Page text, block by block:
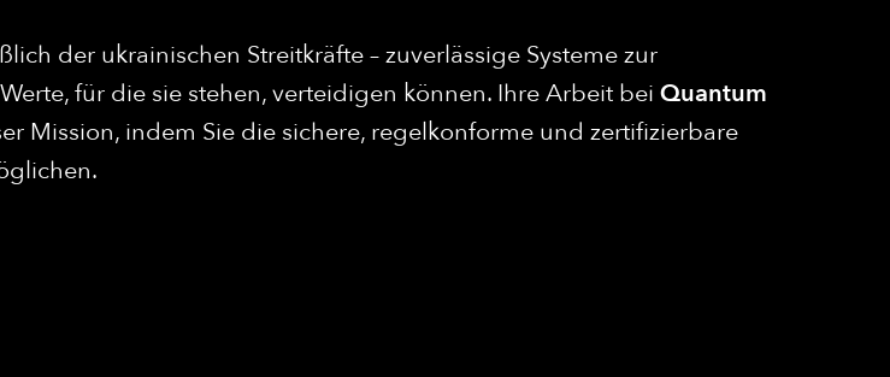
der ukrainischen Streitkräfte – zuverlässige Systeme zur
für die sie stehen, verteidigen können. Ihre Arbeit bei Quantum
Mission, indem Sie die sichere, regelkonforme und zertifizierbare